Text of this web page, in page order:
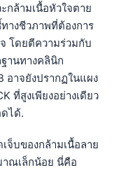
กล้ามเนื้อหัวใจตาย
างชีวภาพที่ต้องการ
โดยตีความร่วมกับ
านทางคลินิก
อาจยังปรากฏในแผง
ที่สูงเพียงอย่างเดียว
ได้.
จ็บของกล้ามเนื้อลาย
าณเล็กน้อย นี่คือ